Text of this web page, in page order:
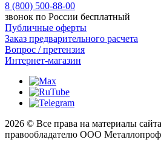
8 (800) 500-88-00
звонок по России бесплатный
Публичные оферты
Заказ предварительного расчета
Вопрос / претензия
Интернет-магазин
2026 © Все права на материалы
правообладателю ООО